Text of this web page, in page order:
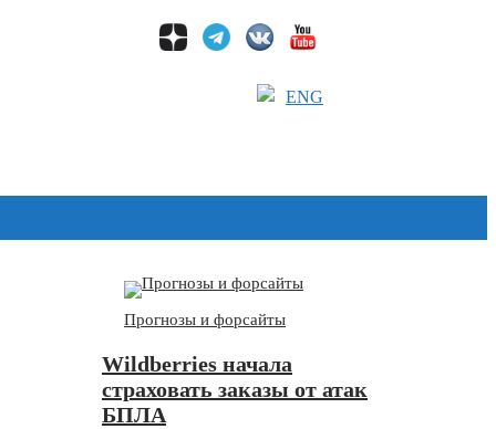
ENG
Прогнозы и форсайты
Wildberries начала
страховать заказы от атак
БПЛА